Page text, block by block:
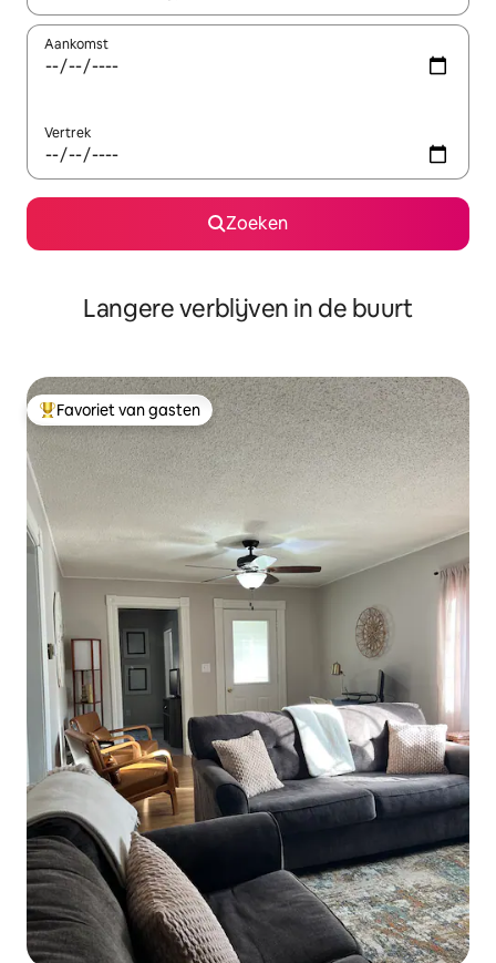
Aankomst
Vertrek
Zoeken
Langere verblijven in de buurt
Topfavoriet van gasten
Favoriet van gasten